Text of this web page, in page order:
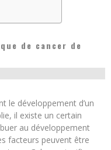
de cancer de
le développement d’un
il existe un certain
au développement
facteurs peuvent être